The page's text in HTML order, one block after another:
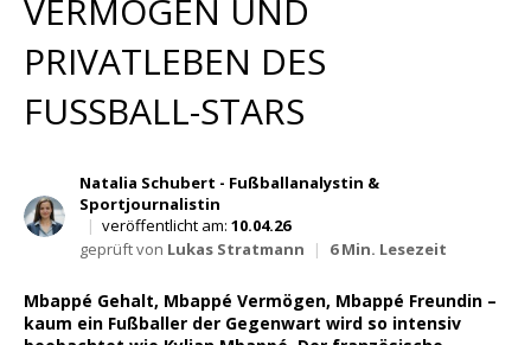
Wett Tipps für Heute
VERMÖGEN UND
PRIVATLEBEN DES
FUSSBALL-STARS
Natalia Schubert - Fußballanalystin &
Sportjournalistin
| veröffentlicht am: 10.04.26
geprüft von Lukas Stratmann | 6 Min. Lesezeit
Mbappé Gehalt, Mbappé Vermögen, Mbappé Freundin –
kaum ein Fußballer der Gegenwart wird so intensiv